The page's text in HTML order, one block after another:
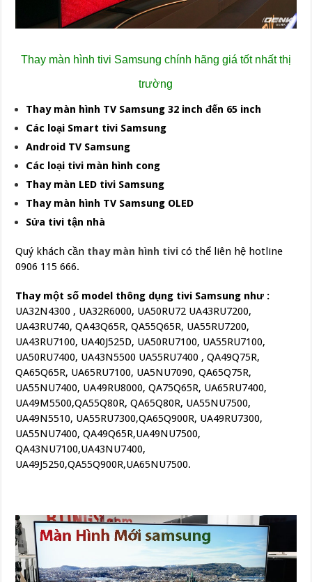
Thay màn hình tivi Samsung chính hãng giá tốt nhất thị
trường
Thay màn hình TV Samsung 32 inch đến 65 inch
Các loại Smart tivi Samsung
Android TV Samsung
Các loại tivi màn hình cong
Thay màn LED tivi Samsung
Thay màn hình TV Samsung OLED
Sửa tivi tận nhà
Quý khách cần thay màn hình tivi có thể liên hệ hotline
0906 115 666.
Thay một số model thông dụng tivi Samsung như :
UA32N4300 , UA32R6000, UA50RU72 UA43RU7200,
UA43RU740, QA43Q65R, QA55Q65R, UA55RU7200,
UA43RU7100, UA40J525D, UA50RU7100, UA55RU7100,
UA50RU7400, UA43N5500 UA55RU7400 , QA49Q75R,
QA65Q65R, UA65RU7100, UA5NU7090, QA65Q75R,
UA55NU7400, UA49RU8000, QA75Q65R, UA65RU7400,
UA49M5500,QA55Q80R, QA65Q80R, UA55NU7500,
UA49N5510, UA55RU7300,QA65Q900R, UA49RU7300,
UA55NU7400, QA49Q65R,UA49NU7500,
QA43NU7100,UA43NU7400,
UA49J5250,QA55Q900R,UA65NU7500.